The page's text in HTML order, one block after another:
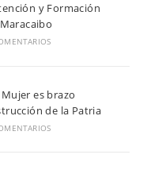
y Formación
es brazo
de la Patria